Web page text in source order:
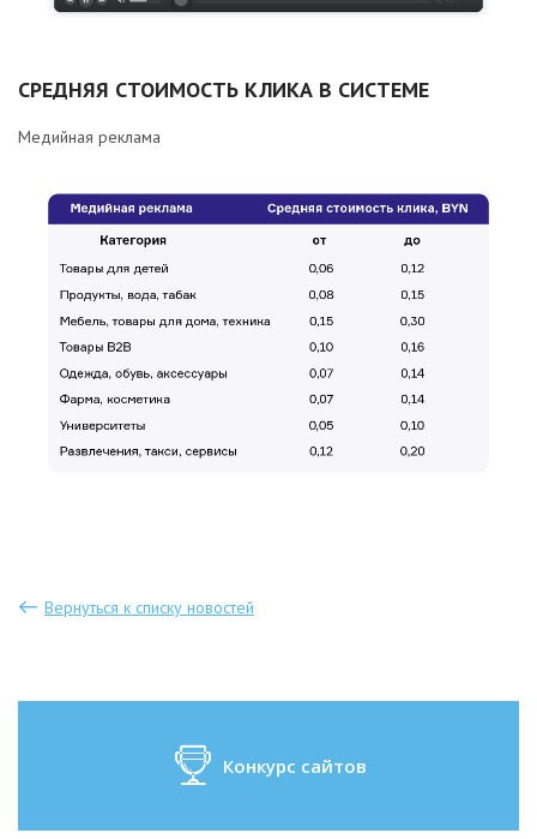
СРЕДНЯЯ СТОИМОСТЬ КЛИКА В СИСТЕМЕ
Медийная реклама
Вернуться к списку новостей
Конкурс сайтов